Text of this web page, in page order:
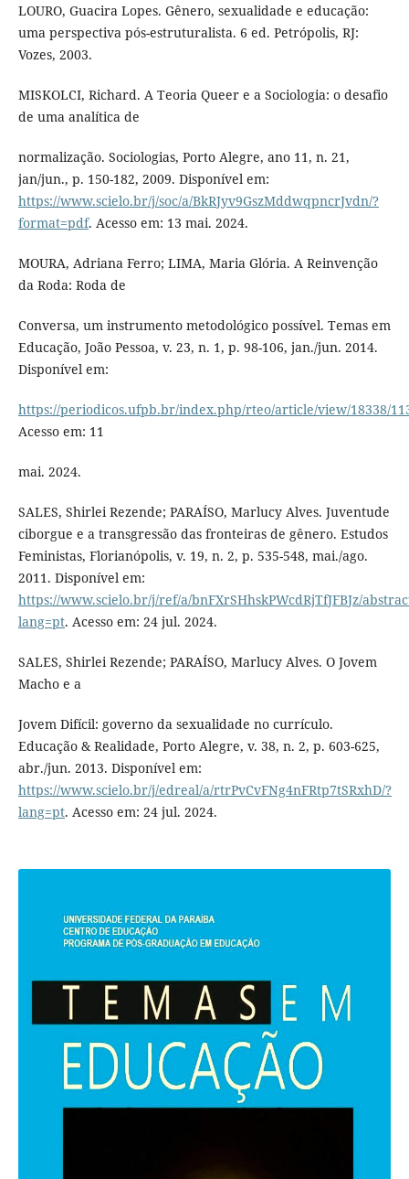
LOURO, Guacira Lopes. Gênero, sexualidade e educação:
uma perspectiva pós-estruturalista. 6 ed. Petrópolis, RJ:
Vozes, 2003.
MISKOLCI, Richard. A Teoria Queer e a Sociologia: o desafio
de uma analítica de
normalização. Sociologias, Porto Alegre, ano 11, n. 21,
jan/jun., p. 150-182, 2009. Disponível em:
https://www.scielo.br/j/soc/a/BkRJyv9GszMddwqpncrJvdn/?
format=pdf. Acesso em: 13 mai. 2024.
MOURA, Adriana Ferro; LIMA, Maria Glória. A Reinvenção
da Roda: Roda de
Conversa, um instrumento metodológico possível. Temas em
Educação, João Pessoa, v. 23, n. 1, p. 98-106, jan./jun. 2014.
Disponível em:
https://periodicos.ufpb.br/index.php/rteo/article/view/18338/
Acesso em: 11
mai. 2024.
SALES, Shirlei Rezende; PARAÍSO, Marlucy Alves. Juventude
ciborgue e a transgressão das fronteiras de gênero. Estudos
Feministas, Florianópolis, v. 19, n. 2, p. 535-548, mai./ago.
2011. Disponível em:
https://www.scielo.br/j/ref/a/bnFXrSHhskPWcdRjTfJFBJz/
lang=pt. Acesso em: 24 jul. 2024.
SALES, Shirlei Rezende; PARAÍSO, Marlucy Alves. O Jovem
Macho e a
Jovem Difícil: governo da sexualidade no currículo.
Educação & Realidade, Porto Alegre, v. 38, n. 2, p. 603-625,
abr./jun. 2013. Disponível em:
https://www.scielo.br/j/edreal/a/rtrPvCvFNg4nFRtp7tSRxhD/?
lang=pt. Acesso em: 24 jul. 2024.